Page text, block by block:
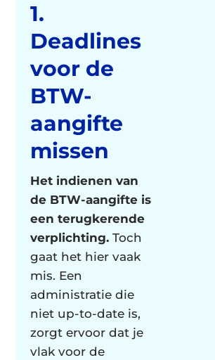
1.
Deadlines
voor de
BTW-
aangifte
missen
Het indienen van
de BTW-aangifte is
een terugkerende
verplichting.Toch
gaat het hier vaak
mis. Een
administratie die
niet up-to-date is,
zorgt ervoor dat je
vlak voor de